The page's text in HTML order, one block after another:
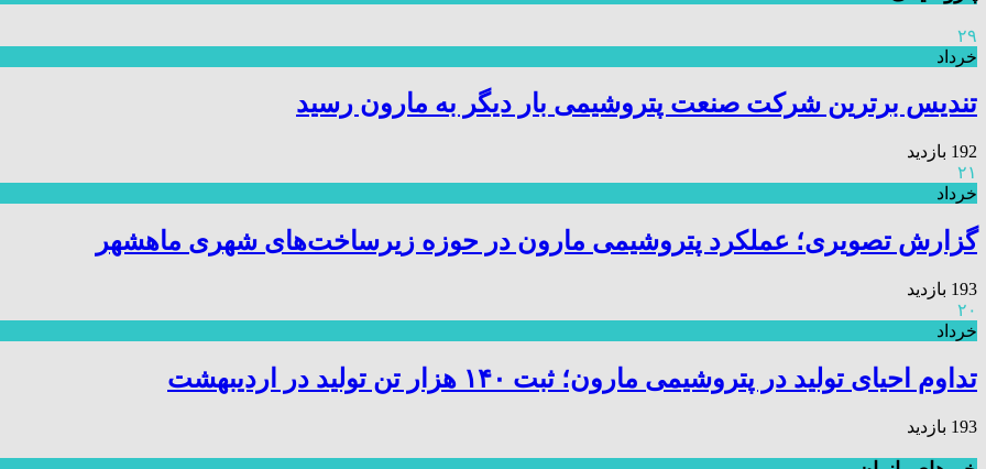
۲۹
خرداد
تندیس برترین شرکت صنعت پتروشیمی بار دیگر به مارون رسید
192 بازدید
۲۱
خرداد
گزارش تصویری؛ عملکرد پتروشیمی مارون در حوزه زیرساخت‌های شهری ماهشهر
193 بازدید
۲۰
خرداد
تداوم احیای تولید در پتروشیمی مارون؛ ثبت ۱۴۰ هزار تن تولید در اردیبهشت
193 بازدید